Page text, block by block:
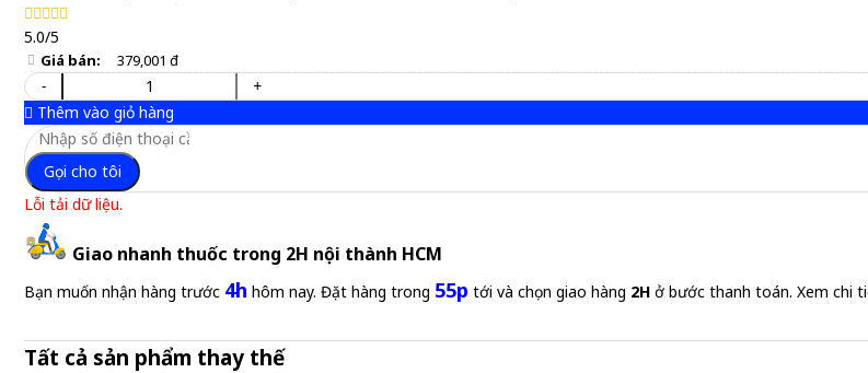
5.0/5
Giá bán: 379,001 đ
-
+
Thêm vào giỏ hàng
Gọi cho tôi
Lỗi tải dữ liệu.
Giao nhanh thuốc trong 2H nội thành HCM
Bạn muốn nhận hàng trước 4h hôm nay. Đặt hàng trong 55p tới và chọn giao hàng 2H ở bước thanh toán. Xem chi
Tất cả sản phẩm thay thế